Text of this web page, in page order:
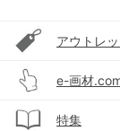
アウトレッ
e-画材
特集